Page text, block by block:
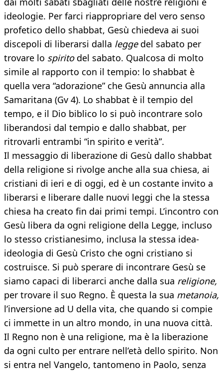
ideologie. Per farci riappropriare del vero senso
profetico dello shabbat, Gesù chiedeva ai suoi
discepoli di liberarsi dalla leggedel sabato per
trovare lo spiritodel sabato. Qualcosa di molto
simile al rapporto con il tempio: lo shabbat è
quella vera “adorazione” che Gesù annuncia alla
Samaritana (Gv 4). Lo shabbat è il tempio del
tempo, e il Dio biblico lo si può incontrare solo
liberandosi dal tempio e dallo shabbat, per
ritrovarli entrambi “in spirito e verità”.
Il messaggio di liberazione di Gesù dallo shabbat
della religione si rivolge anche alla sua chiesa, ai
cristiani di ieri e di oggi, ed è un costante invito a
liberarsi e liberare dalle nuovi leggi che la stessa
chiesa ha creato fin dai primi tempi. L’incontro con
Gesù libera da ogni religione della Legge, incluso
lo stesso cristianesimo, inclusa la stessa idea-
ideologia di Gesù Cristo che ogni cristiano si
costruisce. Si può sperare di incontrare Gesù se
siamo capaci di liberarci anche dalla sua religione,
per trovare il suo Regno. È questa la sua metanoia,
l’inversione ad U della vita, che quando si compie
ci immette in un altro mondo, in una nuova città.
Il Regno non è una religione, ma è la liberazione
da ogni culto per entrare nell’età dello spirito. Non
si entra nel Vangelo, tantomeno in Paolo, senza